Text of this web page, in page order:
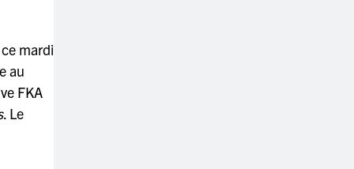
mardi
au
FKA
. Le